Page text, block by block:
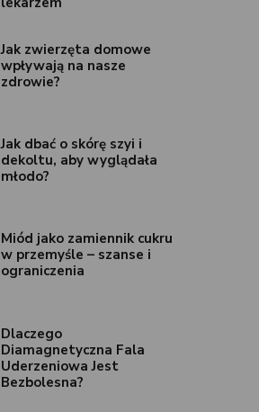
Jak zwierzęta domowe
wpływają na nasze
zdrowie?
Jak dbać o skórę szyi i
dekoltu, aby wyglądała
młodo?
Miód jako zamiennik cukru
w przemyśle – szanse i
ograniczenia
Dlaczego
Diamagnetyczna Fala
Uderzeniowa Jest
Bezbolesna?